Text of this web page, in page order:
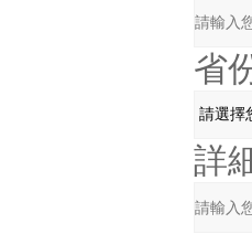
省
詳